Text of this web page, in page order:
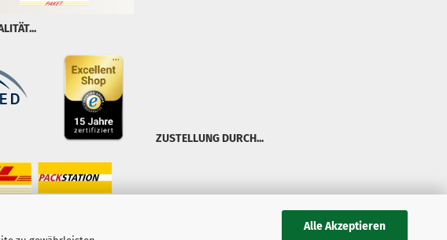
Alle Akzeptieren
ZUSTELLUNG DURCH...